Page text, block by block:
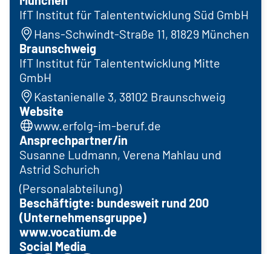
IfT Institut für Talententwicklung Süd GmbH
Hans-Schwindt-Straße 11, 81829 München
Braunschweig
IfT Institut für Talententwicklung Mitte
GmbH
Kastanienalle 3, 38102 Braunschweig
Website
www.erfolg-im-beruf.de
Ansprechpartner/in
Susanne Ludmann, Verena Mahlau und
Astrid Schurich
(Personalabteilung)
Beschäftigte: bundesweit rund 200
(Unternehmensgruppe)
www.vocatium.de
Social Media